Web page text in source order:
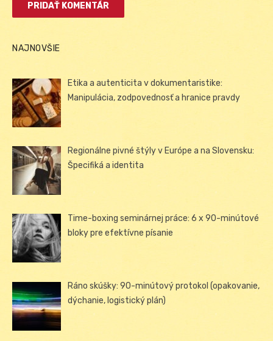
NAJNOVŠIE
Etika a autenticita v dokumentaristike:
Manipulácia, zodpovednosť a hranice pravdy
Regionálne pivné štýly v Európe a na Slovensku:
Špecifiká a identita
Time-boxing seminárnej práce: 6 x 90-minútové
bloky pre efektívne písanie
Ráno skúšky: 90-minútový protokol (opakovanie,
dýchanie, logistický plán)